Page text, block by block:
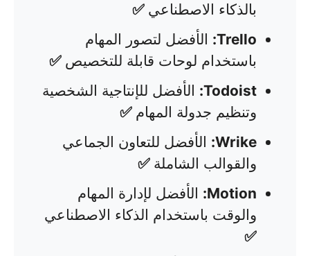
بالذكاء الاصطناعي ✅
Trello: الأفضل لتصور المهام
باستخدام لوحات قابلة للتخصيص ✅
Todoist: الأفضل للإنتاجية الشخصية
وتنظيم جدولة المهام ✅
Wrike: الأفضل للتعاون الجماعي
والقوالب الشاملة ✅
Motion: الأفضل لإدارة المهام
والوقت باستخدام الذكاء الاصطناعي
✅